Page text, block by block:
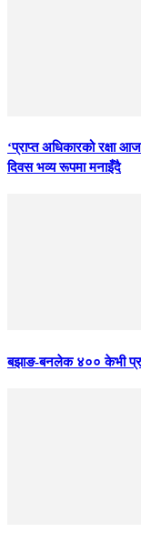
‘प्राप्त अधिकारको रक्षा
दिवस भव्य रूपमा मनाइँदै
बझाङ-बनलेक ४०० केभी